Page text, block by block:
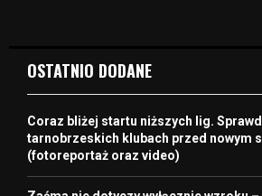
OSTATNIO DODANE
Coraz bliżej startu niższych lig.
tarnobrzeskich klubach przed nowym
(fotoreportaż oraz video)